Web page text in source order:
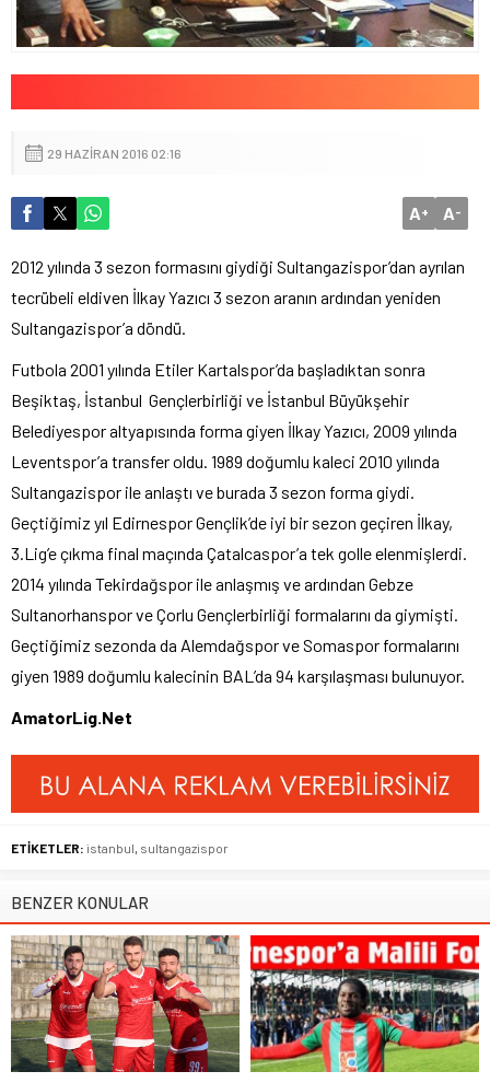
29 HAZIRAN 2016 02:16
A+ A-
2012 yılında 3 sezon formasını giydiği Sultangazispor’dan ayrılan
tecrübeli eldiven İlkay Yazıcı 3 sezon aranın ardından yeniden
Sultangazispor’a döndü.
Futbola 2001 yılında Etiler Kartalspor’da başladıktan sonra
Beşiktaş, İstanbul Gençlerbirliği ve İstanbul Büyükşehir
Belediyespor altyapısında forma giyen İlkay Yazıcı, 2009 yılında
Leventspor’a transfer oldu. 1989 doğumlu kaleci 2010 yılında
Sultangazispor ile anlaştı ve burada 3 sezon forma giydi.
Geçtiğimiz yıl Edirnespor Gençlik’de iyi bir sezon geçiren İlkay,
3.Lig’e çıkma final maçında Çatalcaspor’a tek golle elenmişlerdi.
2014 yılında Tekirdağspor ile anlaşmış ve ardından Gebze
Sultanorhanspor ve Çorlu Gençlerbirliği formalarını da giymişti.
Geçtiğimiz sezonda da Alemdağspor ve Somaspor formalarını
giyen 1989 doğumlu kalecinin BAL’da 94 karşılaşması bulunuyor.
AmatorLig.Net
ETİKETLER: istanbul sultangazispor
BENZER KONULAR